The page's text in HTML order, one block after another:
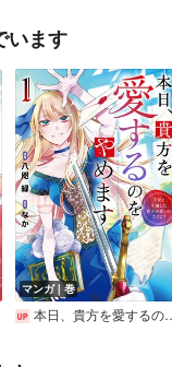
います
マンガ｜巻
本日、貴方を愛するのをやめます 王妃と不倫した貴方が悪いのですよ？